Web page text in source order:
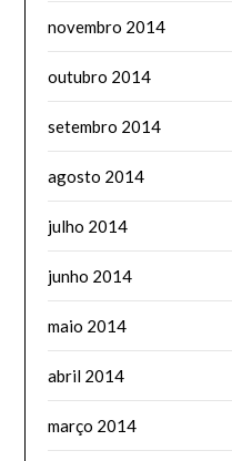
novembro 2014
outubro 2014
setembro 2014
agosto 2014
julho 2014
junho 2014
maio 2014
abril 2014
março 2014